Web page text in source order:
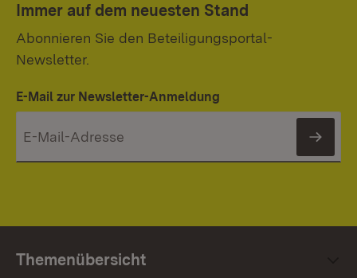
Immer auf dem neuesten Stand
Abonnieren Sie den Beteiligungsportal-
Newsletter.
E-Mail zur Newsletter-Anmeldung
Themenübersicht